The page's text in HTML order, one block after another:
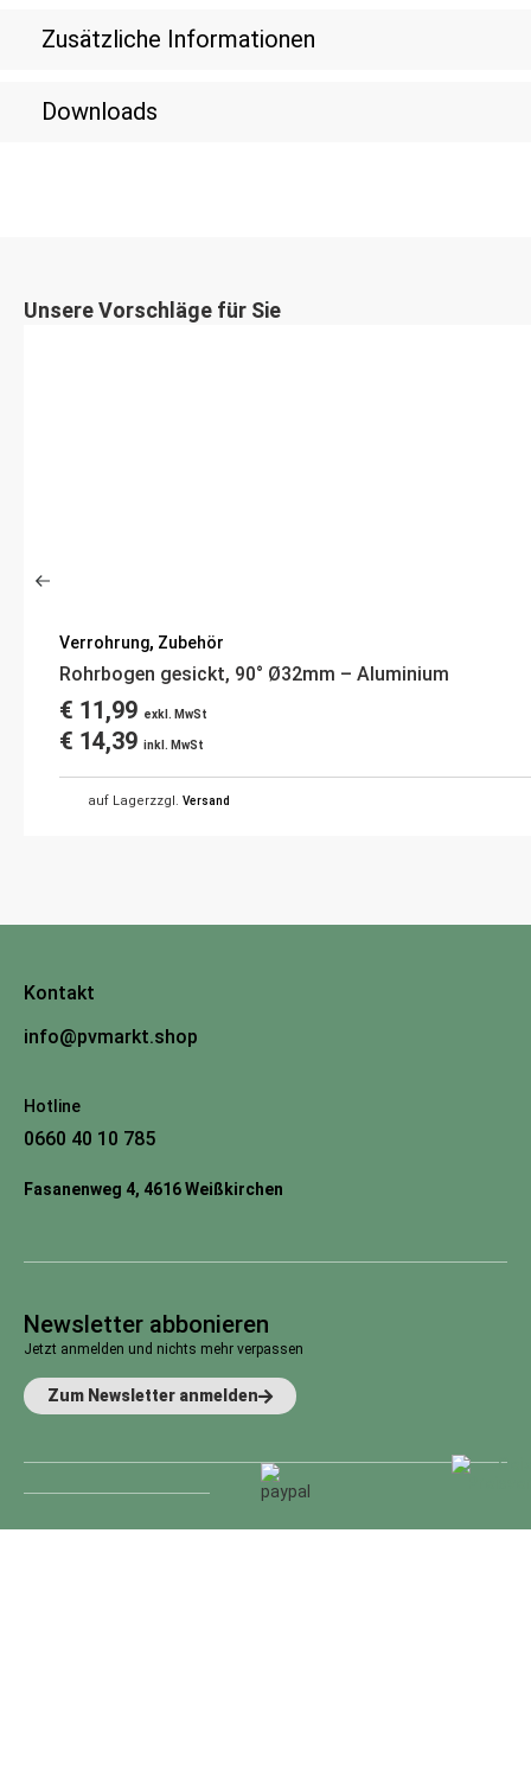
Zusätzliche Informationen
Downloads
Unsere Vorschläge für Sie
Verrohrung, Zubehör
Rohrbogen gesickt, 90° Ø32mm – Aluminium
€ 11,99 exkl. MwSt
€ 14,39 inkl. MwSt
auf Lagerzzgl. Versand
Kontakt
info@pvmarkt.shop
Hotline
0660 40 10 785
Fasanenweg 4, 4616 Weißkirchen
Newsletter abbonieren
Jetzt anmelden und nichts mehr verpassen
Zum Newsletter anmelden